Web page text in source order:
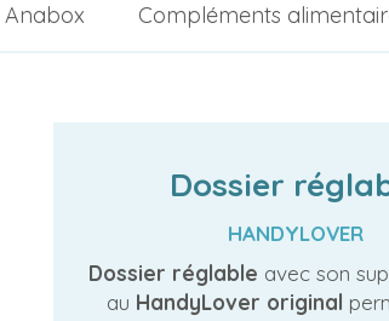
Anabox Compléments
Dossier
HANDYLOVER
Dossier réglable avec son
au HandyLover original